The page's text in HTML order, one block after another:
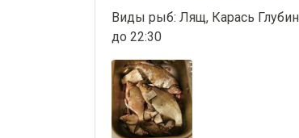
Виды рыб: Лящ, Карась
до 22:30